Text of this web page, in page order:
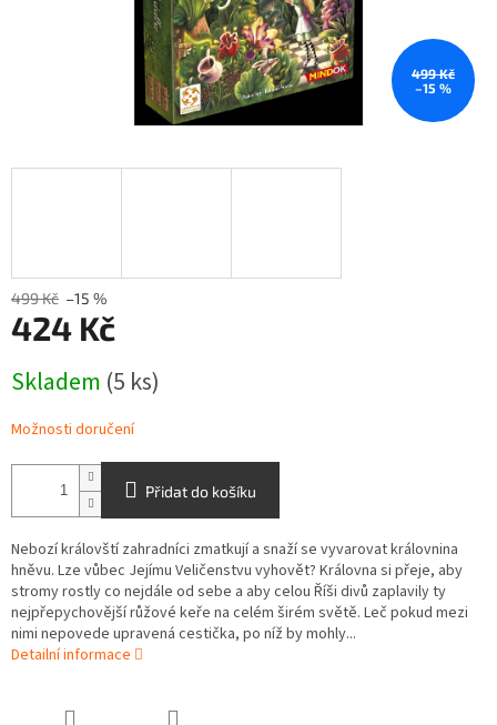
499 Kč
–15 %
499 Kč –15 %
424 Kč
cena:
Skladem (5 ks)
Možnosti doručení
Přidat do košíku
Nebozí královští zahradníci zmatkují a snaží se vyvarovat královnina
hněvu. Lze vůbec Jejímu Veličenstvu vyhovět? Královna si přeje, aby
stromy rostly co nejdále od sebe a aby celou Říši divů zaplavily ty
nejpřepychovější růžové keře na celém širém světě. Leč pokud mezi
nimi nepovede upravená cestička, po níž by mohly...
Detailní informace